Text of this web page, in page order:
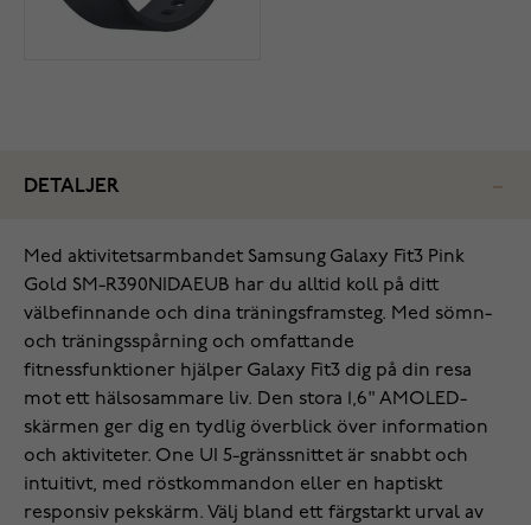
DETALJER
Med aktivitetsarmbandet Samsung Galaxy Fit3 Pink
Gold SM-R390NIDAEUB har du alltid koll på ditt
välbefinnande och dina träningsframsteg. Med sömn-
och träningsspårning och omfattande
fitnessfunktioner hjälper Galaxy Fit3 dig på din resa
mot ett hälsosammare liv. Den stora 1,6" AMOLED-
skärmen ger dig en tydlig överblick över information
och aktiviteter. One UI 5-gränssnittet är snabbt och
intuitivt, med röstkommandon eller en haptiskt
responsiv pekskärm. Välj bland ett färgstarkt urval av